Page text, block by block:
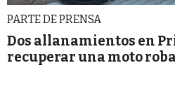
PARTE DE PRENSA
Dos allanamientos en
recuperar una moto